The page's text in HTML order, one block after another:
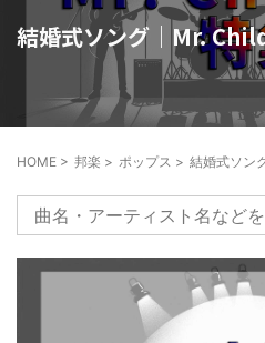
結婚式ソング｜Mr.
HOME > 邦楽 > ポップス > 結婚式ソン